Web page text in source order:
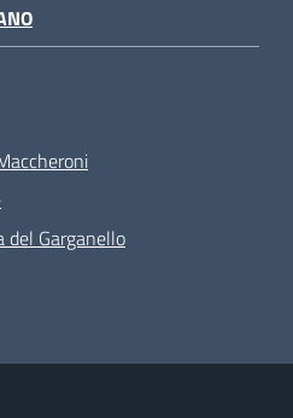
del Garganello